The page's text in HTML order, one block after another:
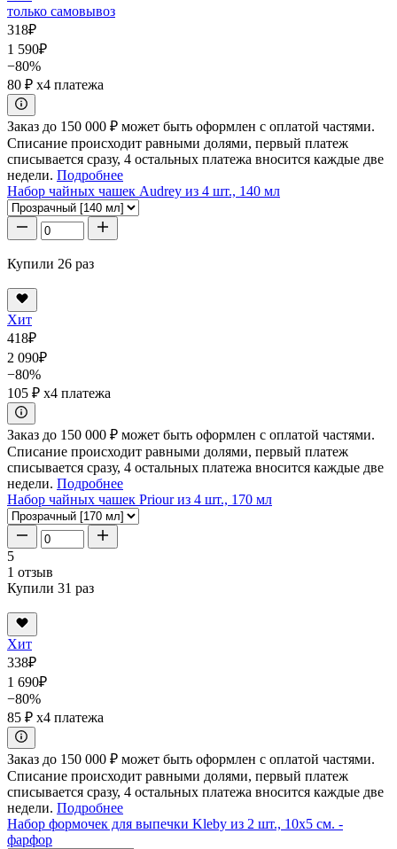
только самовывоз
318₽
1 590₽
−80%
80 ₽ x4 платежа
Заказ до 150 000 ₽ может быть оформлен с оплатой частями.
Списание происходит равными долями, первый платеж
списывается сразу, 4 остальных платежа вносится каждые две
недели. Подробнее
Набор чайных чашек Audrey из 4 шт., 140 мл
Купили 26 раз
Хит
418₽
2 090₽
−80%
105 ₽ x4 платежа
Заказ до 150 000 ₽ может быть оформлен с оплатой частями.
Списание происходит равными долями, первый платеж
списывается сразу, 4 остальных платежа вносится каждые две
недели. Подробнее
Набор чайных чашек Priour из 4 шт., 170 мл
5
1 отзыв
Купили 31 раз
Хит
338₽
1 690₽
−80%
85 ₽ x4 платежа
Заказ до 150 000 ₽ может быть оформлен с оплатой частями.
Списание происходит равными долями, первый платеж
списывается сразу, 4 остальных платежа вносится каждые две
недели. Подробнее
Набор формочек для выпечки Kleby из 2 шт., 10x5 см. -
фарфор